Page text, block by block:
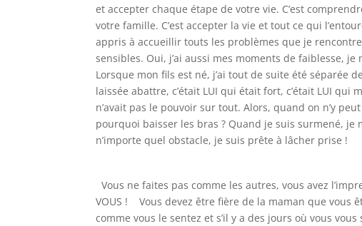
et accepter chaque étape de votre vie. C’est
votre famille. C’est accepter la vie et tout ce qui
appris à accueillir touts les problèmes que je
sensibles. Oui, j’ai aussi mes moments de faiblesse,
Lorsque mon fils est né, j’ai tout de suite été séparée
laissée abattre, c’était LUI qui était fort, c’était LUI qui
n’avait pas le pouvoir sur tout. Alors, quand on n’y
pourquoi baisser les bras ? Quand je suis surmené, je
n’importe quel obstacle, je suis prête à lâcher prise !
Vous ne faites pas comme les autres, vous avez
VOUS ! Vous devez être fière de la maman que vous
comme vous le sentez et s’il y a des jours où vous